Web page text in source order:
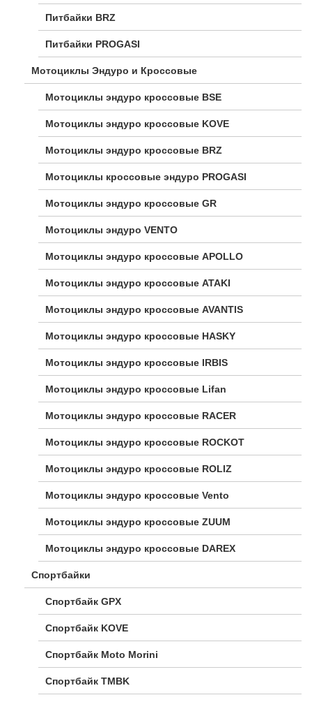
Питбайки BRZ
Питбайки PROGASI
Мотоциклы Эндуро и Кроссовые
Мотоциклы эндуро кроссовые BSE
Мотоциклы эндуро кроссовые KOVE
Мотоциклы эндуро кроссовые BRZ
Мотоциклы кроссовые эндуро PROGASI
Мотоциклы эндуро кроссовые GR
Мотоциклы эндуро VENTO
Мотоциклы эндуро кроссовые APOLLO
Мотоциклы эндуро кроссовые ATAKI
Мотоциклы эндуро кроссовые AVANTIS
Мотоциклы эндуро кроссовые HASKY
Мотоциклы эндуро кроссовые IRBIS
Мотоциклы эндуро кроссовые Lifan
Мотоциклы эндуро кроссовые RACER
Мотоциклы эндуро кроссовые ROCKOT
Мотоциклы эндуро кроссовые ROLIZ
Мотоциклы эндуро кроссовые Vento
Мотоциклы эндуро кроссовые ZUUM
Мотоциклы эндуро кроссовые DAREX
Спортбайки
Спортбайк GPX
Спортбайк KOVE
Спортбайк Moto Morini
Спортбайк TMBK